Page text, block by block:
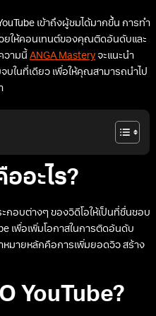
เข้าถึงผู้ชมได้มากขึ้น การทำ
ยให้คอนเทนต์ของคุณติดอันดับและ
วามนี้ ANGA Mastery จะแนะนำ
บในที่เดียว เพื่อให้คุณสามารถนำไป
อะไร?
กอบต่างๆ ของวิดีโอให้เป็นที่ชื่นชอบ
เพื่อเพิ่มโอกาสในการติดอันดับ
หมายหลักคือการเพิ่มยอดวิว สร้าง
YouTube?